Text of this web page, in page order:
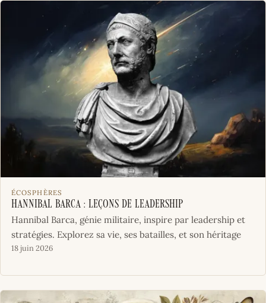
ÉCOSPHÈRES
Hannibal Barca : Leçons de leadership
Hannibal Barca, génie militaire, inspire par leadership et
stratégies. Explorez sa vie, ses batailles, et son héritage
18 juin 2026